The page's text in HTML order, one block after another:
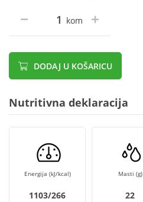
kom
DODAJ U KOŠARICU
Nutritivna deklaracija
Energija (kJ/kcal)
1103/266
Masti (g)
22